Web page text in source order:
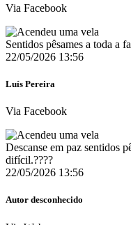
Via Facebook
Sentidos pêsames a toda a
22/05/2026 13:56
Luís Pereira
Via Facebook
Descanse em paz sentidos
difícil.????
22/05/2026 13:56
Autor desconhecido